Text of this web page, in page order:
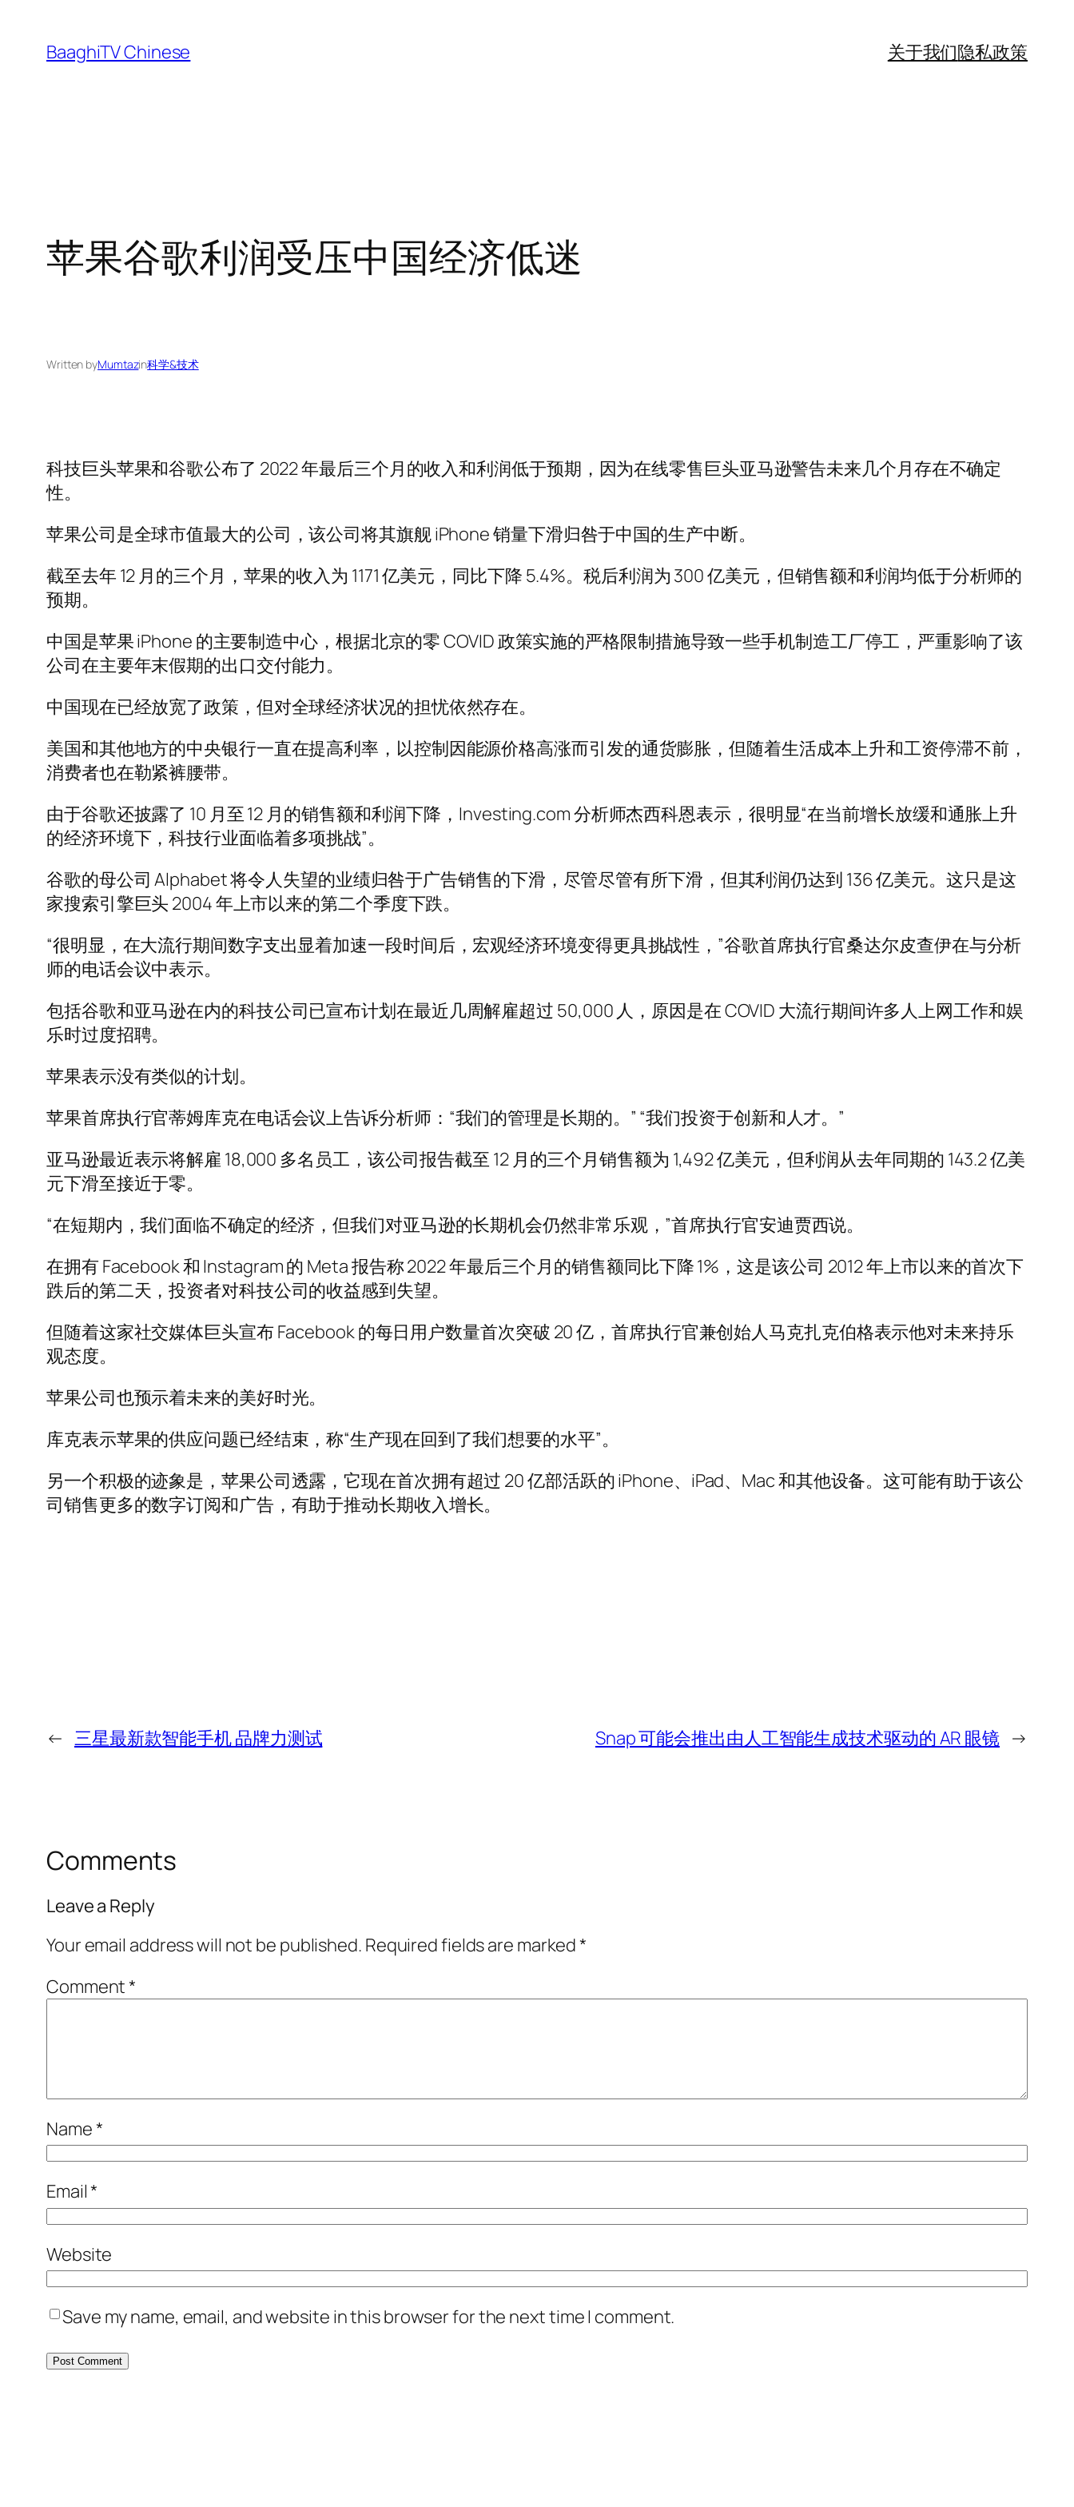
content
BaaghiTV Chinese 关于我们隐私政策
苹果谷歌利润受压中国经济低迷
Written byMumtazin科学&技术
科技巨头苹果和谷歌公布了 2022 年最后三个月的收入和利润低于预期，因为在线零售巨头亚马逊警告未来几个月存在不确定
性。
苹果公司是全球市值最大的公司，该公司将其旗舰 iPhone 销量下滑归咎于中国的生产中断。
截至去年 12 月的三个月，苹果的收入为 1171 亿美元，同比下降 5.4%。税后利润为 300 亿美元，但销售额和利润均低于分析师的
预期。
中国是苹果 iPhone 的主要制造中心，根据北京的零 COVID 政策实施的严格限制措施导致一些手机制造工厂停工，严重影响了该
公司在主要年末假期的出口交付能力。
中国现在已经放宽了政策，但对全球经济状况的担忧依然存在。
美国和其他地方的中央银行一直在提高利率，以控制因能源价格高涨而引发的通货膨胀，但随着生活成本上升和工资停滞不前，
消费者也在勒紧裤腰带。
由于谷歌还披露了 10 月至 12 月的销售额和利润下降，Investing.com 分析师杰西科恩表示，很明显“在当前增长放缓和通胀上升
的经济环境下，科技行业面临着多项挑战”。
谷歌的母公司 Alphabet 将令人失望的业绩归咎于广告销售的下滑，尽管尽管有所下滑，但其利润仍达到 136 亿美元。这只是这
家搜索引擎巨头 2004 年上市以来的第二个季度下跌。
“很明显，在大流行期间数字支出显着加速一段时间后，宏观经济环境变得更具挑战性，”谷歌首席执行官桑达尔皮查伊在与分析
师的电话会议中表示。
包括谷歌和亚马逊在内的科技公司已宣布计划在最近几周解雇超过 50,000 人，原因是在 COVID 大流行期间许多人上网工作和娱
乐时过度招聘。
苹果表示没有类似的计划。
苹果首席执行官蒂姆库克在电话会议上告诉分析师：“我们的管理是长期的。” “我们投资于创新和人才。”
亚马逊最近表示将解雇 18,000 多名员工，该公司报告截至 12 月的三个月销售额为 1,492 亿美元，但利润从去年同期的 143.2 亿美
元下滑至接近于零。
“在短期内，我们面临不确定的经济，但我们对亚马逊的长期机会仍然非常乐观，”首席执行官安迪贾西说。
在拥有 Facebook 和 Instagram 的 Meta 报告称 2022 年最后三个月的销售额同比下降 1%，这是该公司 2012 年上市以来的首次下
跌后的第二天，投资者对科技公司的收益感到失望。
但随着这家社交媒体巨头宣布 Facebook 的每日用户数量首次突破 20 亿，首席执行官兼创始人马克扎克伯格表示他对未来持乐
观态度。
苹果公司也预示着未来的美好时光。
库克表示苹果的供应问题已经结束，称“生产现在回到了我们想要的水平”。
另一个积极的迹象是，苹果公司透露，它现在首次拥有超过 20 亿部活跃的 iPhone、iPad、Mac 和其他设备。这可能有助于该公
司销售更多的数字订阅和广告，有助于推动长期收入增长。
← 三星最新款智能手机 品牌力测试 Snap 可能会推出由人工智能生成技术驱动的 AR 眼镜 →
Comments
Leave a Reply
Your email address will not be published. Required fields are marked*
Comment*
Name*
Email*
Website
Save my name, email, and website in this browser for the next time I comment.